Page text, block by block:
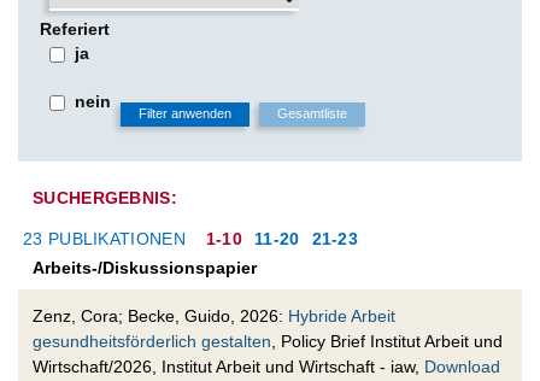
Referiert
ja
nein
SUCHERGEBNIS:
23 PUBLIKATIONEN 1-10 11-20
21-23
Arbeits-/Diskussionspapier
Zenz, Cora; Becke, Guido, 2026: Hybride Arbeit
gesundheitsförderlich gestalten , Policy Brief Institut Arbeit und
Wirtschaft/2026, Institut Arbeit und Wirtschaft - iaw, Download